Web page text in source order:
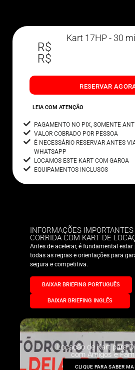
Kart 17HP - 30
R$
R$
RESERVAR
LEIA COM ATENÇÃO
PAGAMENTO NO PIX, SOMENTE
VALOR COBRADO POR PESSOA
É NECESSÁRIO RESERVAR ANTES
WHATSAPP
LOCAMOS ESTE KART COM GAROA
EQUIPAMENTOS INCLUSOS
INFORMAÇÕES IMPORTANTES
CORRIDA COM KART DE
Antes de acelerar, é fundamental
todas as regras e orientações para
segura e competitiva.
BAIXAR BRIEFING PORTUGUÊS
BAIXAR BRIEFING INGLÊS
Locação de Kart para
com Amigos e
CLIQUE PARA SABER